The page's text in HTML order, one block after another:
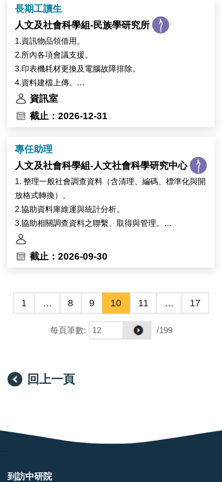
experiments.
4. Analyze sequencing and genomics data using
Python and R
5. Assist in laboratory organization, inventory
management, and ordering reagents.
1.本職位將進行獨立研究計畫，研究主題涵蓋 R-loop
動態、基因體結構、DNA 損傷修復，以及癌症進展與
抗藥性等領域。
2.執行分子生物與細胞生物學實驗（如細胞培養、
3.進行蛋白質體學與基因體相關實驗。
4.使用 Python 或 R 進行定序資料與基因體數據分析。
5.協助實驗室日常管理（試劑訂購、庫存整理等）。
長期工讀生
人文及社會科學組-民族學研究所
1.資訊物品領借用。
2.所內各項會議支援。
3.印表機耗材更換及電腦故障排除。
4.資料建檔上傳。
5.臨時交辦事項。
資訊室
截止：2026-12-31
專任助理
人文及社會科學組-人文社會科學研究中心
1. 整理一般社會調查資料（含清理、編碼、標準化與開
放格式轉換）。
2.協助資料庫維運與統計分析。
3.協助相關調查資料之聯繫、取得與管理。
4.協助生成式AI (GenAI) 應用與導入。
5.支援專案與行政相關工作。
截止：2026-09-30
1 … 8 9 10 11 … 17
每頁筆數: /199
回上一頁
:::
到訪中研院